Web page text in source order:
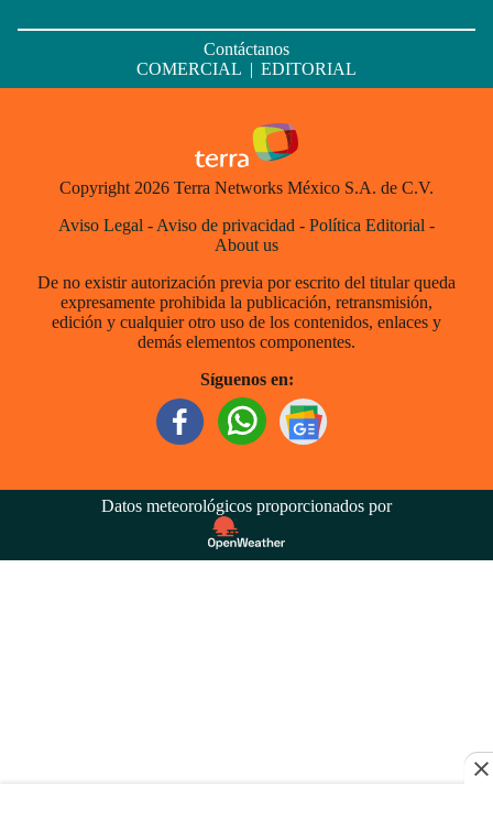
Contáctanos
COMERCIAL | EDITORIAL
Copyright 2026 Terra Networks México S.A. de C.V.
Aviso Legal - Aviso de privacidad - Política Editorial -
About us
De no existir autorización previa por escrito del titular queda
expresamente prohibida la publicación, retransmisión,
edición y cualquier otro uso de los contenidos, enlaces y
demás elementos componentes.
Síguenos en:
Datos meteorológicos proporcionados por